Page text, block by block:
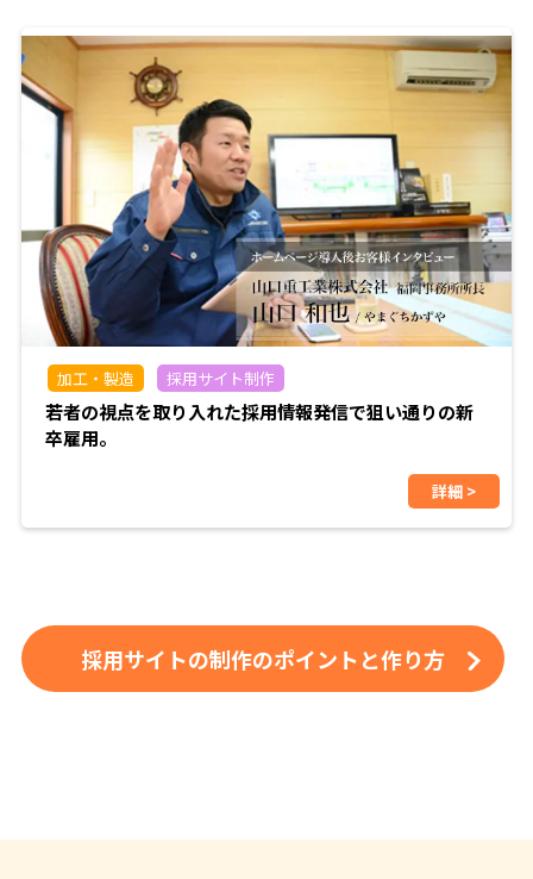
加工・製造 採用サイト制作
若者の視点を取り入れた採用情報発信で狙い通りの新
卒雇用。
詳細 >
採用サイトの制作のポイントと作り方